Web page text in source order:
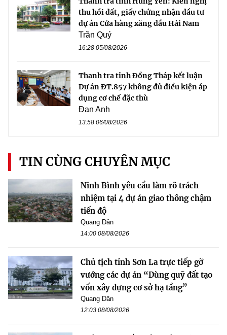
thu hồi đất, giấy chứng nhận đầu tư
dự án Cửa hàng xăng dầu Hải Nam
Trần Quý
16:28 05/08/2026
Thanh tra tỉnh Đồng Tháp kết luận
Dự án ĐT.857 không đủ điều kiện áp
dụng cơ chế đặc thù
Đan Anh
13:58 06/08/2026
TIN CÙNG CHUYÊN MỤC
Ninh Bình yêu cầu làm rõ trách
nhiệm tại 4 dự án giao thông chậm
tiến độ
Quang Dân
14:00 08/08/2026
Chủ tịch tỉnh Sơn La trực tiếp gỡ
vướng các dự án “Dùng quỹ đất tạo
vốn xây dựng cơ sở hạ tầng”
Quang Dân
12:03 08/08/2026